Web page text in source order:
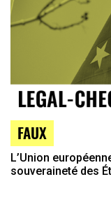
FAUX
L’Union
souveraineté des